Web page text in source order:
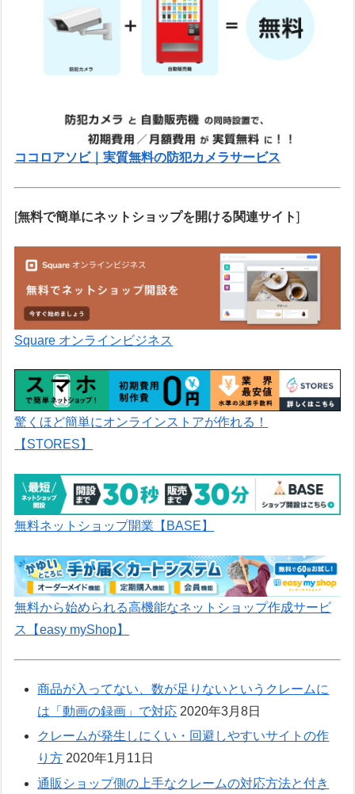
ココロアソビ｜実質無料の防犯カメラサービス
[無料で簡単にネットショップを開ける関連サイト]
Square オンラインビジネス
驚くほど簡単にオンラインストアが作れる！
【STORES】
無料ネットショップ開業【BASE】
無料から始められる高機能なネットショップ作成サービ
ス【easy myShop】
商品が入ってない、数が足りないというクレームに
は「動画の録画」で対応 2020年3月8日
クレームが発生しにくい・回避しやすいサイトの作
り方 2020年1月11日
通販ショップ側の上手なクレームの対応方法と付き